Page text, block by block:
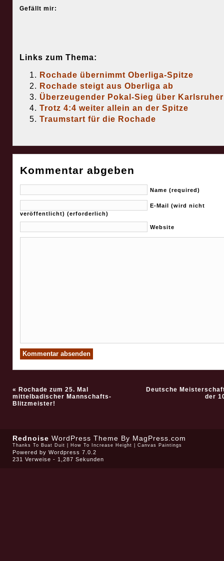
Gefällt mir:
Links zum Thema:
Rochade übernimmt Oberliga-Spitze
Rochade steigt aus Oberliga ab
Überzeugender Pokal-Sieg über
Trotz 4:4 weiter allein an der Spitze
Traumstart für die Rochade
Kommentar abgeben
Name (required)
E-Mail (wird nicht
veröffentlicht) (erforderlich)
Website
« Rochade zum 25. Mal
mittelbadischer Mannschafts-
Blitzmeister!
Deutsche
der
Rednoise WordPress Theme By MagPress.com
Thanks To Buat Duit How To Increase Height Canvas Paintings
Powered by Wordpress 7.0.2
231 Verweise - 1,287 Sekunden